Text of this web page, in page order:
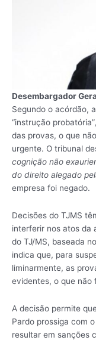
Desembargador
Segundo o acórdão,
“instrução
das provas, o que
urgente. O tribunal
cognição não
do direito alegado
empresa foi negado.
Decisões do TJMS
interferir nos atos da
do TJ/MS, baseada
indica que, para
liminarmente, as
evidentes, o que não
A decisão permite
Pardo prossiga com
resultar em sanções